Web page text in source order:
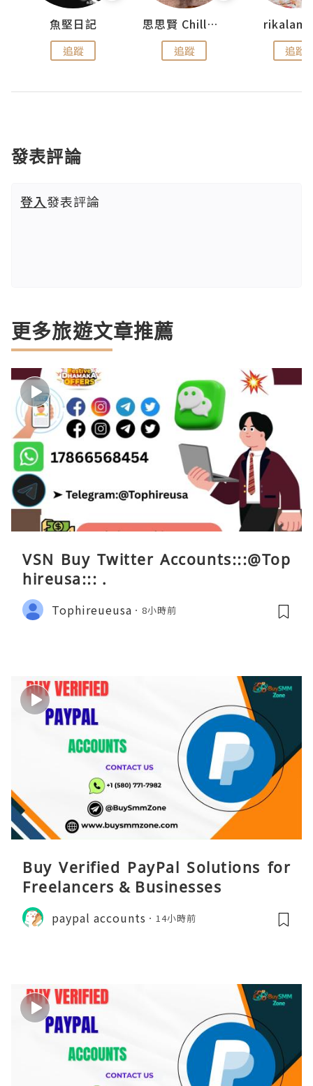
魚堅日記
追蹤
思思賢 ChillMyBabe
追蹤 追蹤
發表評論
登入發表評論
更多旅遊文章推薦
VSN Buy Twitter Accounts:::@Top
hireusa::: .
Tophireueusa 8小時前
Buy Verified PayPal Solutions for
Freelancers & Businesses
paypal accounts 14小時前